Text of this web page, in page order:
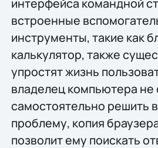
интерфейса командной
встроенные
инструменты, такие как
калькулятор, также
упростят жизнь
владелец компьютера не
самостоятельно решить
проблему, копия
позволит ему поискать